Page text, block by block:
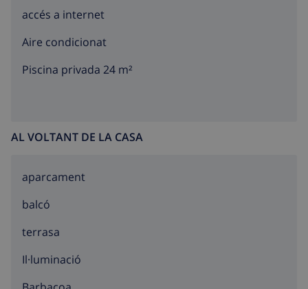
living room
accés a internet
Aire condicionat
Piscina privada 24 m²
AL VOLTANT DE LA CASA
aparcament
balcó
terrasa
Il·luminació